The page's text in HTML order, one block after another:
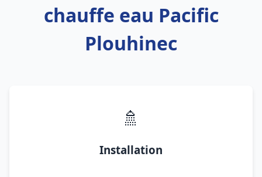
chauffe eau Pacific
Plouhinec
🚿
Installation